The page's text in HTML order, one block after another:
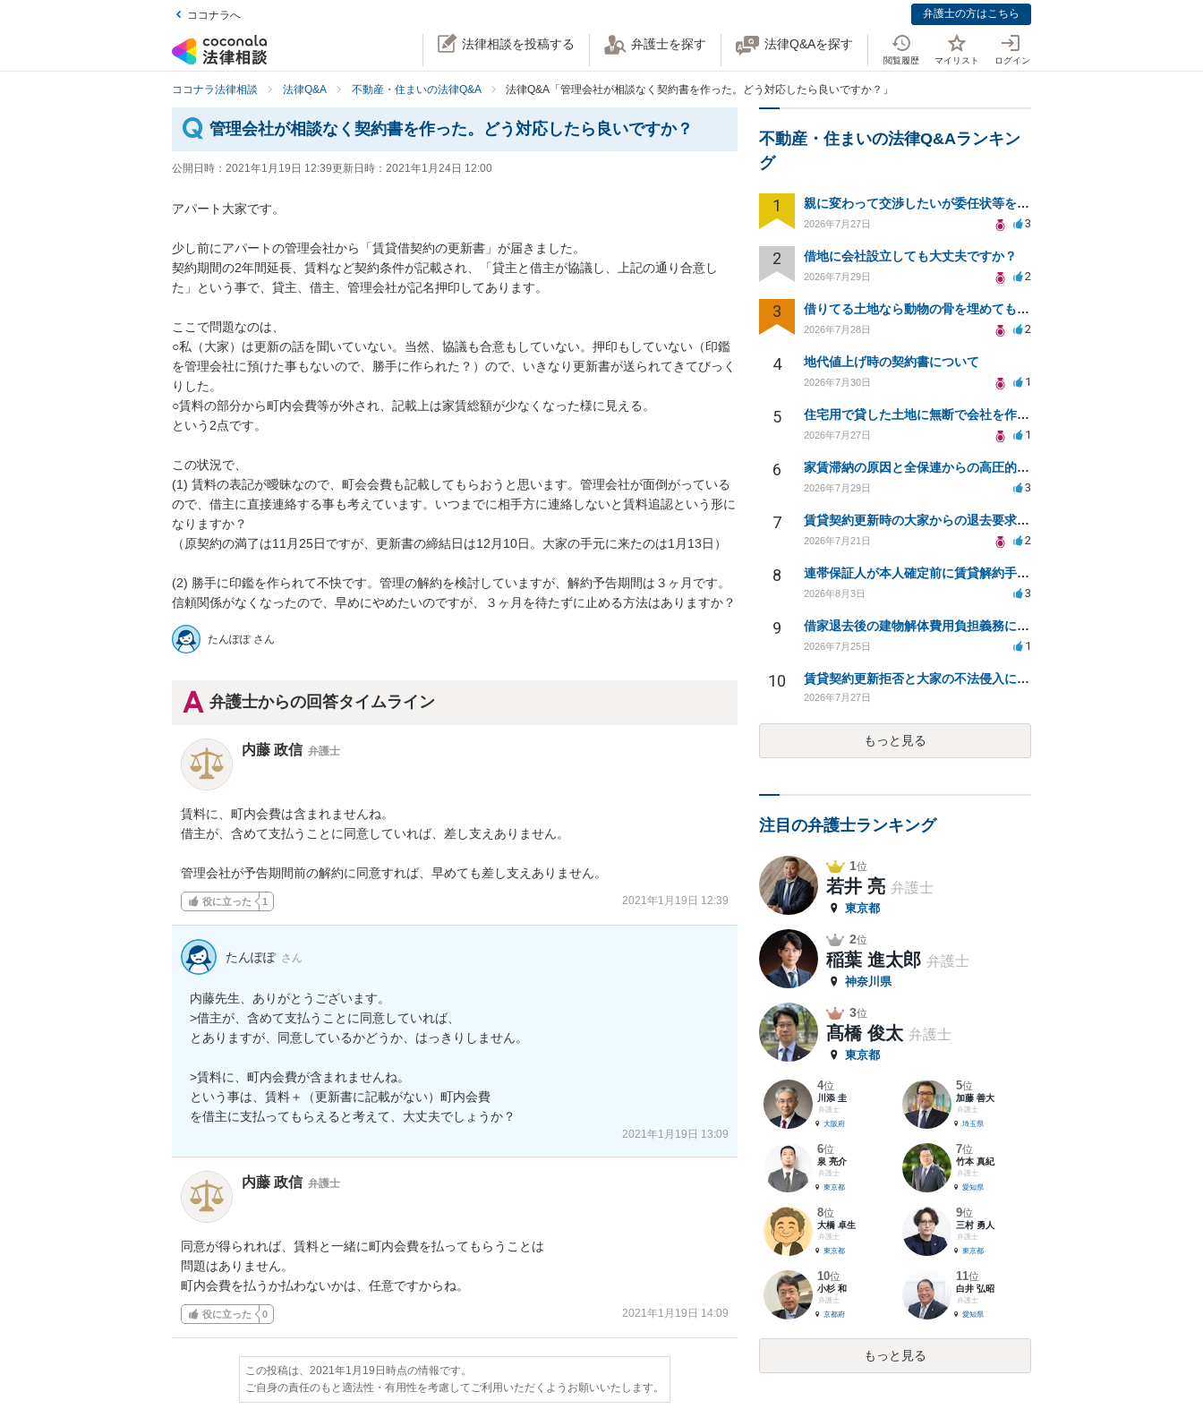
ココナラへ 弁護士の方はこちら
法律相談を投稿する 弁護士を探す 法律Q&Aを探す
閲覧履歴 マイリスト ログイン
ココナラ法律相談 法律Q&A 不動産・住まいの法律Q&A 法律Q&A「管理会社が相談なく契約書を作った。どう対応したら良いですか？」
管理会社が相談なく契約書を作った。どう対応したら良いですか？
公開日時： 2021年1月19日 12:39更新日時： 2021年1月24日 12:00
アパート大家です。
少し前にアパートの管理会社から「賃貸借契約の更新書」が届きました。
契約期間の2年間延長、賃料など契約条件が記載され、「貸主と借主が協議し、上記の通り合意し
た」という事で、貸主、借主、管理会社が記名押印してあります。
ここで問題なのは、
○私（大家）は更新の話を聞いていない。当然、協議も合意もしていない。押印もしていない（印鑑
を管理会社に預けた事もないので、勝手に作られた？）ので、いきなり更新書が送られてきてびっく
りした。
○賃料の部分から町内会費等が外され、記載上は家賃総額が少なくなった様に見える。
という2点です。
この状況で、
(1) 賃料の表記が曖昧なので、町会会費も記載してもらおうと思います。管理会社が面倒がっている
ので、借主に直接連絡する事も考えています。いつまでに相手方に連絡しないと賃料追認という形に
なりますか？
（原契約の満了は11月25日ですが、更新書の締結日は12月10日。大家の手元に来たのは1月13日）
(2) 勝手に印鑑を作られて不快です。管理の解約を検討していますが、解約予告期間は３ヶ月です。
たんぽぽ さん
弁護士からの回答タイムライン
内藤 政信 弁護士
賃料に、町内会費は含まれませんね。
借主が、含めて支払うことに同意していれば、差し支えありません。
管理会社が予告期間前の解約に同意すれば、早めても差し支えありません。
役に立った 1 2021年1月19日 12:39
たんぽぽ さん
内藤先生、ありがとうございます。
>借主が、含めて支払うことに同意していれば、
とありますが、同意しているかどうか、はっきりしません。
>賃料に、町内会費が含まれませんね。
という事は、賃料＋（更新書に記載がない）町内会費
を借主に支払ってもらえると考えて、大丈夫でしょうか？
2021年1月19日 13:09
内藤 政信 弁護士
同意が得られれば、賃料と一緒に町内会費を払ってもらうことは
問題はありません。
町内会費を払うか払わないかは、任意ですからね。
役に立った 0 2021年1月19日 14:09
この投稿は、2021年1月19日時点の情報です。
ご自身の責任のもと適法性・有用性を考慮してご利用いただくようお願いいたします。
不動産・住まいの法律Q&Aランキン
グ
1 親に変わって交渉したいが委任状等を作って大丈夫ですか？
2026年7月27日 3
2 借地に会社設立しても大丈夫ですか？
2026年7月29日 2
3 借りてる土地なら動物の骨を埋めても大丈夫ですか？
2026年7月28日 2
4 地代値上げ時の契約書について
2026年7月30日 1
5 住宅用で貸した土地に無断で会社を作られた。
2026年7月27日 1
6 家賃滞納の原因と全保連からの高圧的対応への対策は？
2026年7月29日 3
7 賃貸契約更新時の大家からの退去要求への法的対応方法は？
2026年7月21日 2
8 連帯保証人が本人確定前に賃貸解約手続きをすることに関して
2026年8月3日 3
9 借家退去後の建物解体費用負担義務についての法的相談（補足説明修正）
2026年7月25日 1
10 賃貸契約更新拒否と大家の不法侵入についての法的対処方法は？
2026年7月27日
もっと見る
注目の弁護士ランキング
1位
若井 亮 弁護士
東京都
2位
稲葉 進太郎 弁護士
神奈川県
3位
髙橋 俊太 弁護士
東京都
4位
川添 圭
弁護士
大阪府
5位
加藤 善大
弁護士
埼玉県
6位
泉 亮介
弁護士
東京都
7位
竹本 真紀
弁護士
愛知県
8位
大橋 卓生
弁護士
東京都
9位
三村 勇人
弁護士
東京都
10位
小杉 和
弁護士
京都府
11位
白井 弘昭
弁護士
愛知県
もっと見る